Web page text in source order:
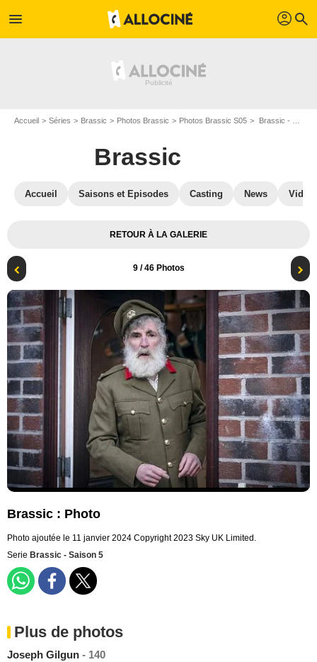
menu profil search
Accueil Séries Brassic Photos Brassic Photos Brassic S05 Brassic - Saison 5 : Brassic : Photo
Brassic
Accueil Saisons et Episodes Casting News
RETOUR À LA GALERIE
9/ 46 Photos
Brassic : Photo
Photo ajoutée le 11 janvier 2024 Copyright 2023 Sky UK Limited.
Serie Brassic - Saison 5
Plus de photos
Joseph Gilgun - 140